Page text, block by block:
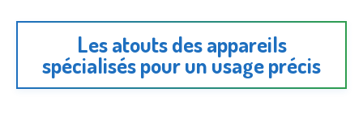
Les atouts des appareils
spécialisés pour un usage précis